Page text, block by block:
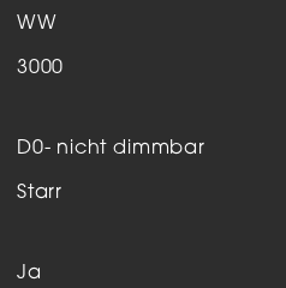
WW
3000
D0- nicht dimmbar
Starr
Ja